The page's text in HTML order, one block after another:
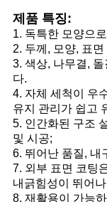
제품 특징:
1. 독특한 모양으
2. 두께, 모양, 표
3. 색상, 나무결,
다.
4. 자체 세척이 우
유지 관리가 쉽고
5. 인간화된 구조
및 시공;
6. 뛰어난 품질, 내
7. 외부 표면 코팅
내긁힘성이 뛰어
8. 재활용이 가능